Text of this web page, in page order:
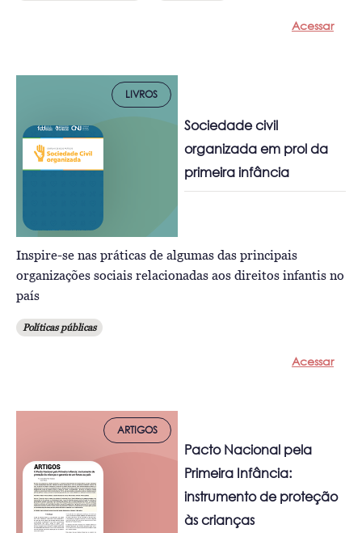
Acessar
LIVROS
Sociedade civil
organizada em prol da
primeira infância
Inspire-se nas práticas de algumas das principais
organizações sociais relacionadas aos direitos infantis no
país
Políticas públicas
Acessar
ARTIGOS
Pacto Nacional pela
Primeira Infância:
instrumento de proteção
às crianças